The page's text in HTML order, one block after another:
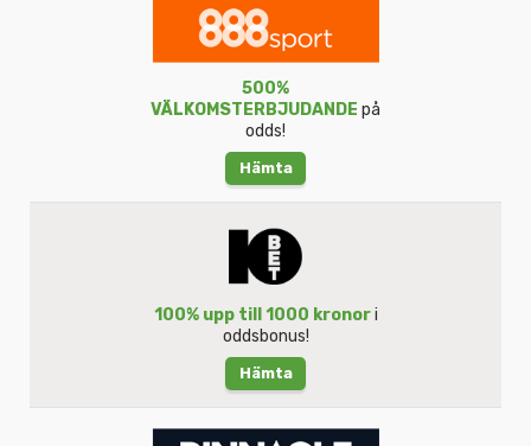
500%
VÄLKOMSTERBJUDANDE på
odds!
Hämta
100% upp till 1000 kronori
oddsbonus!
Hämta